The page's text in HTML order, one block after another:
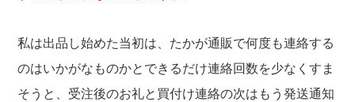
私は出品し始めた当初は、たかが通販で何度も連絡する
のはいかがなものかとできるだけ連絡回数を少なくすま
そうと、受注後のお礼と買付け連絡の次はもう発送通知